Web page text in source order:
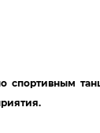
спортивным